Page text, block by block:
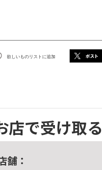
欲しいものリストに追加
店で受け取る
舗：